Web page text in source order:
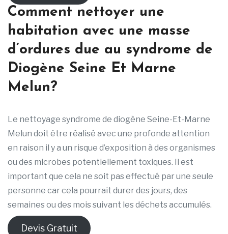
Comment nettoyer une
habitation avec une masse
d’ordures due au syndrome de
Diogène Seine Et Marne
Melun?
Le nettoyage syndrome de diogène Seine-Et-Marne
Melun doit être réalisé avec une profonde attention
en raison il y a un risque d’exposition à des organismes
ou des microbes potentiellement toxiques. Il est
important que cela ne soit pas effectué par une seule
personne car cela pourrait durer des jours, des
semaines ou des mois suivant les déchets accumulés.
Devis Gratuit